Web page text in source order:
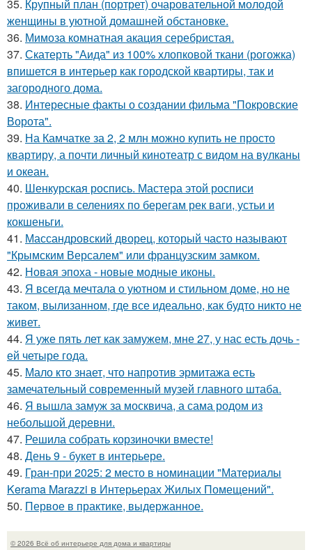
35. Крупный план (портрет) очаровательной молодой
женщины в уютной домашней обстановке.
36. Мимоза комнатная акация серебристая.
37. Скатерть "Аида" из 100% хлопковой ткани (рогожка)
впишется в интерьер как городской квартиры, так и
загородного дома.
38. Интересные факты о создании фильма "Покровские
Ворота".
39. На Камчатке за 2, 2 млн можно купить не просто
квартиру, а почти личный кинотеатр с видом на вулканы
и океан.
40. Шенкурская роспись. Мастера этой росписи
проживали в селениях по берегам рек ваги, устьи и
кокшеньги.
41. Массандровский дворец, который часто называют
"Крымским Версалем" или французским замком.
42. Новая эпоха - новые модные иконы.
43. Я всегда мечтала о уютном и стильном доме, но не
таком, вылизанном, где все идеально, как будто никто не
живет.
44. Я уже пять лет как замужем, мне 27, у нас есть дочь -
ей четыре года.
45. Мало кто знает, что напротив эрмитажа есть
замечательный современный музей главного штаба.
46. Я вышла замуж за москвича, а сама родом из
небольшой деревни.
47. Решила собрать корзиночки вместе!
48. День 9 - букет в интерьере.
49. Гран-при 2025: 2 место в номинации "Материалы
Kerama Marazzi в Интерьерах Жилых Помещений".
50. Первое в практике, выдержанное.
© 2026 Всё об интерьере для дома и квартиры